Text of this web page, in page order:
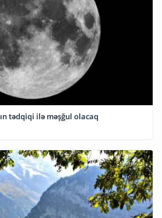
tədqiqi ilə məşğul olacaq